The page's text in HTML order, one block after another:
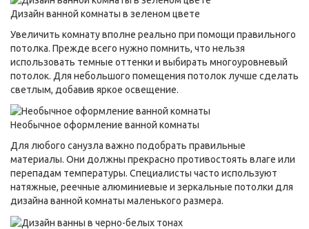
Дизайн ванной комнаты в зеленом цвете
Увеличить комнату вполне реально при помощи правильного
потолка. Прежде всего нужно помнить, что нельзя
использовать темные оттенки и выбирать многоуровневый
потолок. Для небольшого помещения потолок лучше сделать
светлым, добавив яркое освещение.
Необычное оформление ванной комнаты
Для любого санузла важно подобрать правильные
материалы. Они должны прекрасно противостоять влаге или
перепадам температуры. Специалисты часто используют
натяжные, реечные алюминиевые и зеркальные потолки для
дизайна ванной комнаты маленького размера.